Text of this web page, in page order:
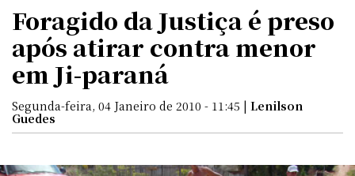
Foragido da Justiça é preso
após atirar contra menor
em Ji-paraná
Segunda-feira, 04 Janeiro de 2010 - 11:45 | Lenilson
Guedes